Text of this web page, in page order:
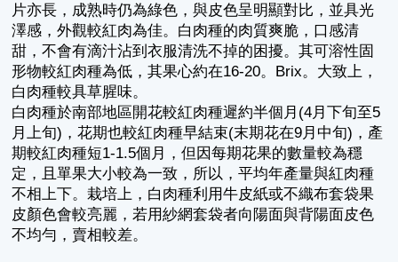
片亦長，成熟時仍為綠色，與皮色呈明顯對比，並具光
澤感，外觀較紅肉為佳。白肉種的肉質爽脆，口感清
甜，不會有滴汁沾到衣服清洗不掉的困擾。其可溶性固
形物較紅肉種為低，其果心約在16-20。Brix。大致上，
白肉種較具草腥味。
白肉種於南部地區開花較紅肉種遲約半個月(4月下旬至5
月上旬)，花期也較紅肉種早結束(末期花在9月中旬)，產
期較紅肉種短1-1.5個月，但因每期花果的數量較為穩
定，且單果大小較為一致，所以，平均年產量與紅肉種
不相上下。栽培上，白肉種利用牛皮紙或不織布套袋果
皮顏色會較亮麗，若用紗網套袋者向陽面與背陽面皮色
不均勻，賣相較差。